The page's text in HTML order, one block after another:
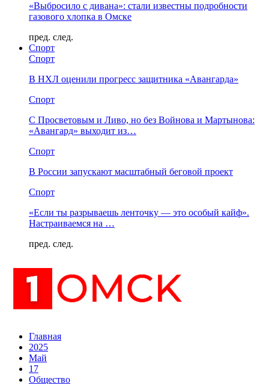
«Выбросило с дивана»: стали известны подробности
газового хлопка в Омске
пред. след.
Спорт
Спорт
В НХЛ оценили прогресс защитника «Авангарда»
Спорт
С Просветовым и Ливо, но без Войнова и Мартынова:
«Авангард» выходит из…
Спорт
В России запускают масштабный беговой проект
Спорт
«Если ты разрываешь ленточку — это особый кайф».
Настраиваемся на …
пред. след.
Главная
2025
Май
17
Общество